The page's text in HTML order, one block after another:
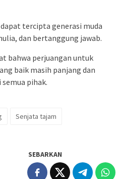
tercipta generasi muda
dan bertanggung jawab.
bahwa perjuangan untuk
baik masih panjang dan
pihak.
Senjata tajam
SEBARKAN